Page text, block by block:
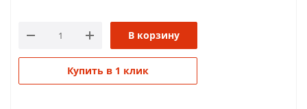
В корзину
Купить в 1 клик